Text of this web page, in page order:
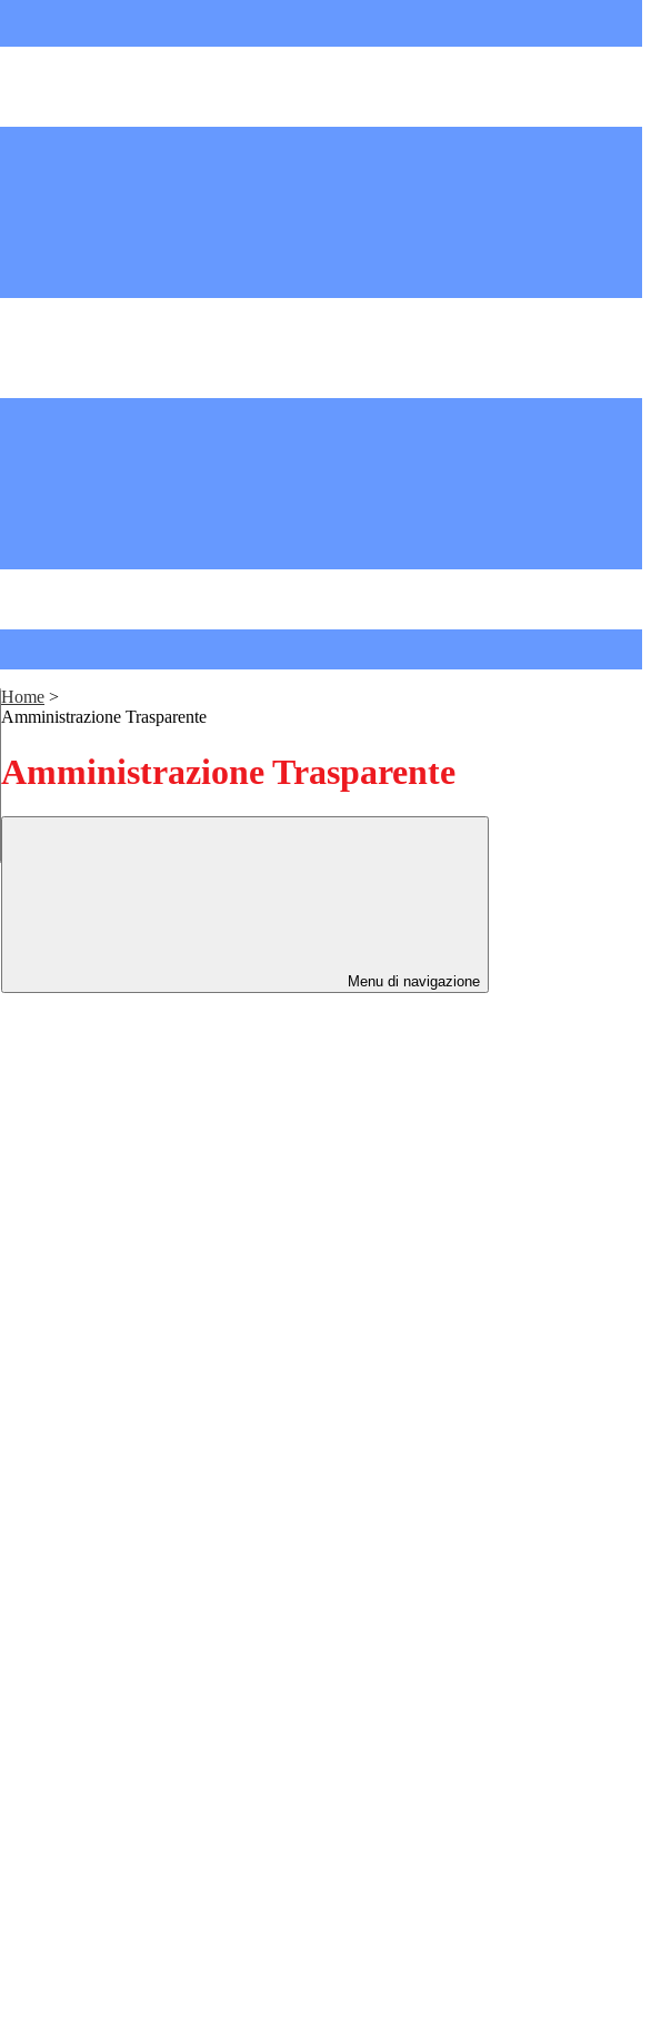
Home >
Amministrazione Trasparente
Amministrazione Trasparente
Menu di navigazione